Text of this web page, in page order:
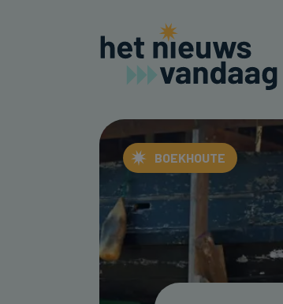
BOEKHOUTE